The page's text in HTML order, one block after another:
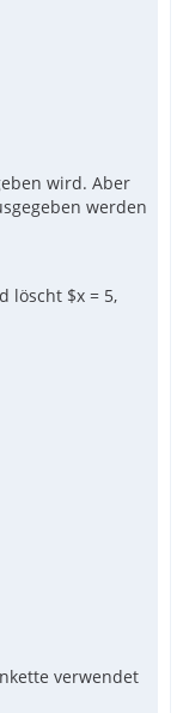
wird. Aber
werden
löscht $x = 5,
verwendet